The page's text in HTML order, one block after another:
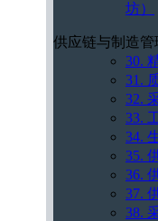
坊）
供应链与制造管
30.
31.
32.
33.
34.
35.
36.
37.
38.